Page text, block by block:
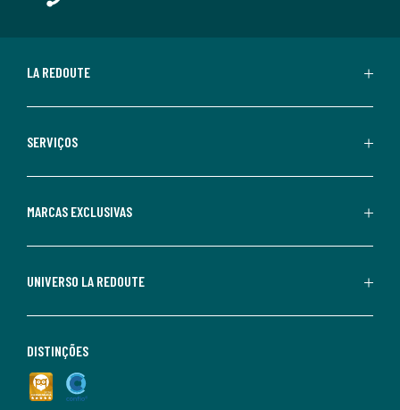
LA REDOUTE
SERVIÇOS
MARCAS EXCLUSIVAS
UNIVERSO LA REDOUTE
DISTINÇÕES